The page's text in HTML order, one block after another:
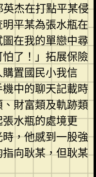
英杰在打點平某侵
平某為張水瓶在
在我的單戀中尋
了！」拓展保險
置國民小我信
中的聊天記載時
財富類及軌跡類
水瓶的處境更
，他感到一股強
向耿某，但耿某